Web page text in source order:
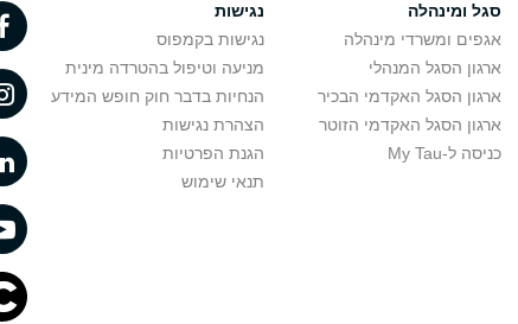
סגל ומינהלה
אגפים ומשרדי מינהלה
ארגון הסגל המנהלי
ארגון הסגל האקדמי הבכיר
ארגון הסגל האקדמי הזוטר
כניסה ל-My Tau
נגישות
נגישות בקמפוס
מניעה וטיפול בהטרדה מינית
הנחיות בדבר חוק חופש המידע
הצהרת נגישות
הגנת הפרטיות
תנאי שימוש